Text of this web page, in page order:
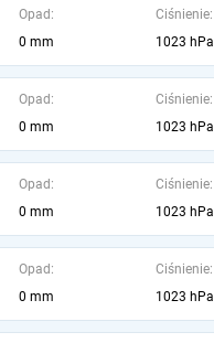
Opad:
0 mm
Ciśnienie:
1023 hPa
Opad:
0 mm
Ciśnienie:
1023 hPa
Opad:
0 mm
Ciśnienie:
1023 hPa
Opad:
0 mm
Ciśnienie:
1023 hPa